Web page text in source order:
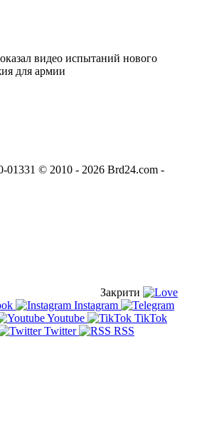
видео испытаний нового
для армии
01331 © 2010 - 2026 Brd24.com -
Закрити
Instagram
Youtube
TikTok
Twitter RSS